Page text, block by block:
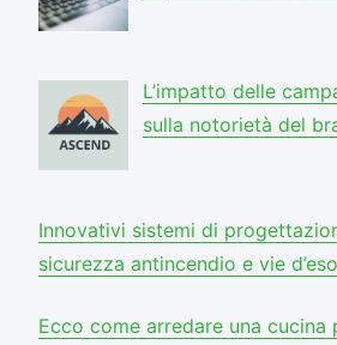
L’impatto delle
sulla notorietà del
Innovativi sistemi di
sicurezza antincendio e vie
Ecco come arredare una cucina